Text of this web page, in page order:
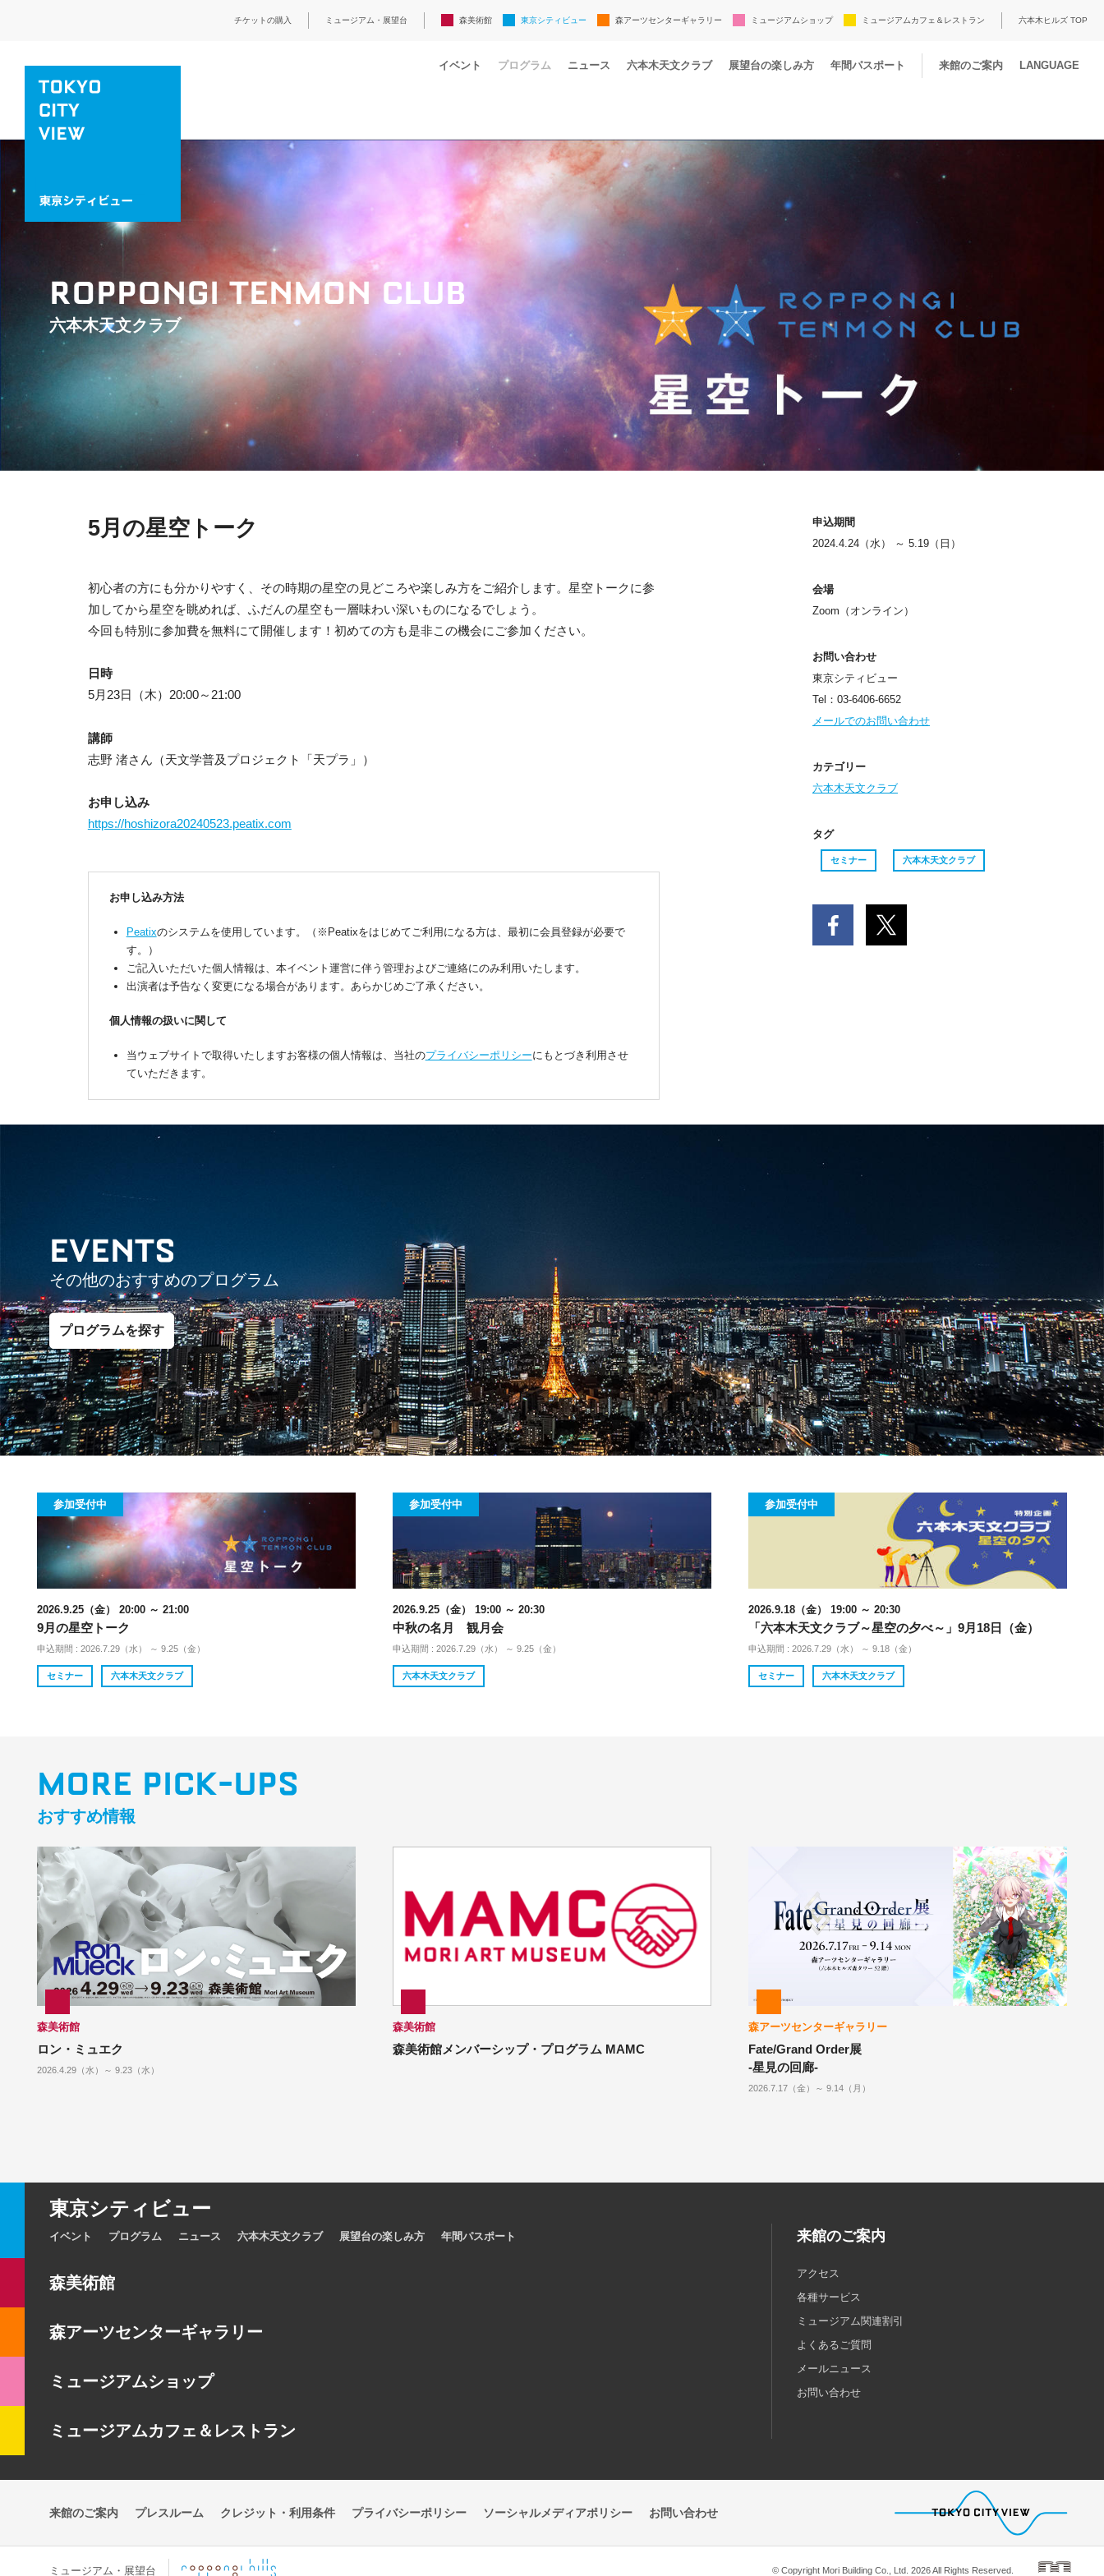
チケットの購入 ミュージアム・展望台 森美術館 東京シティビュー 森アーツセンターギャラリー ミュージアムショップ ミュージアムカフェ＆レストラン 六本木ヒルズ TOP
イベント プログラム ニュース 六本木天文クラブ 展望台の楽しみ方 年間パスポート 来館のご案内 LANGUAGE
ROPPONGI TENMON CLUB
六本木天文クラブ
5月の星空トーク
初心者の方にも分かりやすく、その時期の星空の見どころや楽しみ方をご紹介します。星空トークに参
加してから星空を眺めれば、ふだんの星空も一層味わい深いものになるでしょう。
今回も特別に参加費を無料にて開催します！初めての方も是非この機会にご参加ください。
日時
5月23日（木）20:00～21:00
講師
志野 渚さん（天文学普及プロジェクト「天プラ」）
お申し込み
https://hoshizora20240523.peatix.com
お申し込み方法
Peatixのシステムを使用しています。（※Peatixをはじめてご利用になる方は、最初に会員登録が必要で
す。）
ご記入いただいた個人情報は、本イベント運営に伴う管理およびご連絡にのみ利用いたします。
出演者は予告なく変更になる場合があります。あらかじめご了承ください。
個人情報の扱いに関して
当ウェブサイトで取得いたしますお客様の個人情報は、当社のプライバシーポリシーにもとづき利用させ
ていただきます。
申込期間
2024.4.24（水） ～ 5.19（日）
会場
Zoom（オンライン）
お問い合わせ
東京シティビュー
Tel：03-6406-6652
メールでのお問い合わせ
カテゴリー
六本木天文クラブ
タグ
セミナー 六本木天文クラブ
EVENTS
その他のおすすめのプログラム
プログラムを探す
参加受付中
2026.9.25（金） 20:00 ～ 21:00
9月の星空トーク
申込期間 : 2026.7.29（水） ～ 9.25（金）
セミナー 六本木天文クラブ
参加受付中
2026.9.25（金） 19:00 ～ 20:30
中秋の名月 観月会
申込期間 : 2026.7.29（水） ～ 9.25（金）
六本木天文クラブ
参加受付中
2026.9.18（金） 19:00 ～ 20:30
「六本木天文クラブ～星空の夕べ～」9月18日（金）
申込期間 : 2026.7.29（水） ～ 9.18（金）
セミナー 六本木天文クラブ
MORE PICK-UPS
おすすめ情報
森美術館
ロン・ミュエク
2026.4.29（水）～ 9.23（水）
森美術館
森美術館メンバーシップ・プログラム MAMC
森アーツセンターギャラリー
Fate/Grand Order展
-星見の回廊-
2026.7.17（金）～ 9.14（月）
東京シティビュー
イベント プログラム ニュース 六本木天文クラブ 展望台の楽しみ方 年間パスポート
森美術館
森アーツセンターギャラリー
ミュージアムショップ
ミュージアムカフェ＆レストラン
来館のご案内
アクセス
各種サービス
ミュージアム関連割引
よくあるご質問
メールニュース
お問い合わせ
来館のご案内 プレスルーム クレジット・利用条件 プライバシーポリシー ソーシャルメディアポリシー お問い合わせ
ミュージアム・展望台 © Copyright Mori Building Co., Ltd. 2026 All Rights Reserved.